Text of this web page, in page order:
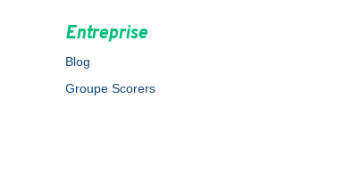
Entreprise
Blog
Groupe Scorers